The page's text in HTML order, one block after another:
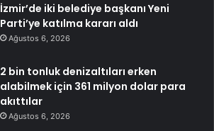
İzmir’de iki belediye başkanı Yeni
Parti’ye katılma kararı aldı
Ağustos 6, 2026
2 bin tonluk denizaltıları erken
alabilmek için 361 milyon dolar para
akıttılar
Ağustos 6, 2026